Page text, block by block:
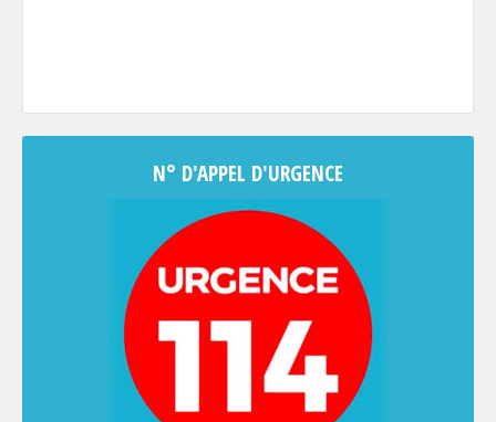
N° D'APPEL D'URGENCE